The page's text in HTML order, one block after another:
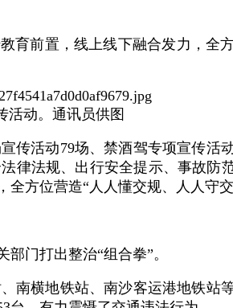
育前置，线上线下融合发力，全
活动。通讯员供图
活动79场、禁酒驾专项宣传活
律法规、出行安全提示、事故防
方位营造“人人懂交规、人人守
门打出整治“组合拳”。
南横地铁站、南沙客运港地铁站